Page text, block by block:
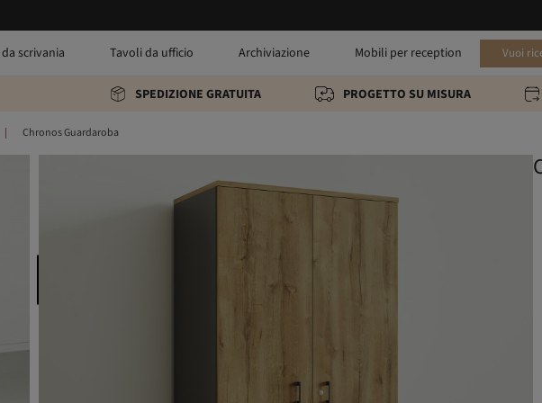
scrivania Tavoli da ufficio Archiviazione Mobili per reception Vuoi
SPEDIZIONE GRATUITA PROGETTO SU MISURA
Chronos Guardaroba